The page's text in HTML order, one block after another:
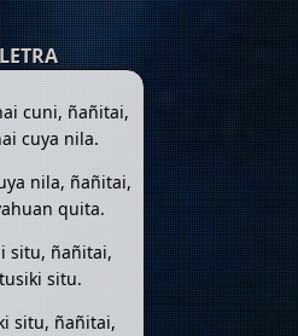
LETRA
cuni, ñañitai,
cuya nila.
nila, ñañitai,
quita.
situ, ñañitai,
situ.
situ, ñañitai,